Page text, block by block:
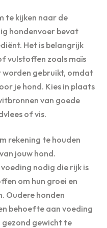
te kijken naar de
hondenvoer bevat
Het is belangrijk
vulstoffen zoals maïs
gebruikt, omdat
je hond. Kies in plaats
van goede
of vis.
rekening te houden
jouw hond.
nodig die rijk is
om hun groei en
Oudere honden
behoefte aan voeding
gezond gewicht te